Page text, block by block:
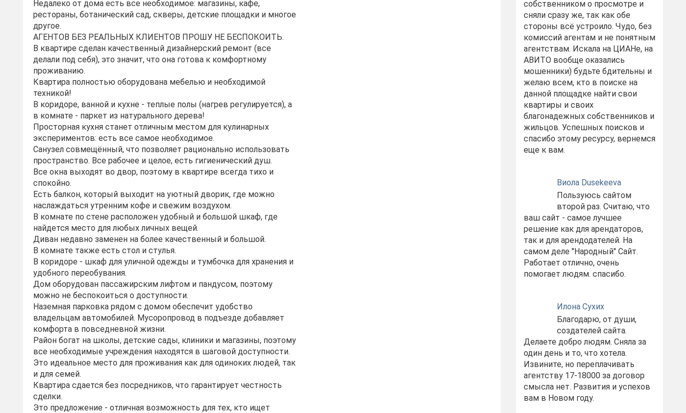
Недалеко от дома есть все необходимое: магазины, кафе,
рестораны, ботанический сад, скверы, детские площадки и многое
другое.
АГЕНТОВ БЕЗ РЕАЛЬНЫХ КЛИЕНТОВ ПРОШУ НЕ БЕСПОКОИТЬ.
В квартире сделан качественный дизайнерский ремонт (все
делали под себя), это значит, что она готова к комфортному
проживанию.
Квартира полностью оборудована мебелью и необходимой
техникой!
В коридоре, ванной и кухне - теплые полы (нагрев регулируется), а
в комнате - паркет из натурального дерева!
Просторная кухня станет отличным местом для кулинарных
экспериментов: есть все самое необходимое.
Санузел совмещённый, что позволяет рационально использовать
пространство. Все рабочее и целое, есть гигиенический душ.
Все окна выходят во двор, поэтому в квартире всегда тихо и
спокойно.
Есть балкон, который выходит на уютный дворик, где можно
наслаждаться утренним кофе и свежим воздухом.
В комнате по стене расположен удобный и большой шкаф, где
найдется место для любых личных вещей.
Диван недавно заменен на более качественный и большой.
В комнате также есть стол и стулья.
В коридоре - шкаф для уличной одежды и тумбочка для хранения и
удобного переобувания.
Дом оборудован пассажирским лифтом и пандусом, поэтому
можно не беспокоиться о доступности.
Наземная парковка рядом с домом обеспечит удобство
владельцам автомобилей. Мусоропровод в подъезде добавляет
комфорта в повседневной жизни.
Район богат на школы, детские сады, клиники и магазины, поэтому
все необходимые учреждения находятся в шаговой доступности.
Это идеальное место для проживания как для одиноких людей, так
и для семей.
Квартира сдается без посредников, что гарантирует честность
сделки.
Это предложение - отличная возможность для тех, кто ищет
собственником о просмотре и
сняли сразу же, так как обе
стороны всё устроило. Чудо, без
комиссий агентам и не понятным
агентствам. Искала на ЦИАНе, на
АВИТО вообще оказались
мошенники) будьте бдительны и
желаю всем, кто в поиске на
данной площадке найти свои
квартиры и своих
благонадежных собственников и
жильцов. Успешных поисков и
спасибо этому ресурсу, вернемся
еще к вам.
Виола Dusekeeva
Пользуюсь сайтом
второй раз. Считаю, что
ваш сайт - самое лучшее
решение как для арендаторов,
так и для арендодателей. На
самом деле "Народный" Сайт.
Работает отлично, очень
помогает людям. спасибо.
Илона Сухих
Благодарю, от души,
создателей сайта.
Делаете добро людям. Сняла за
один день и то, что хотела.
Извините, но переплачивать
агентству 17-18000 за договор
смысла нет. Развития и успехов
вам в Новом году.